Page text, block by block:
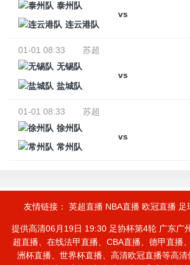
泰州队
vs
连云港队
01-01 08:33
苏超
无锡队
vs
盐城队
01-01 08:33
苏超
徐州队
vs
常州队
友情链接： 英超直播 NBA直播 欧冠直播 足
提供高清06月19日 19:30 足协杯第4轮 广东广
超直播、在线法甲直播、CBA直播、德甲直播
洲杯直播、世界杯直播、高清欧冠直播等高